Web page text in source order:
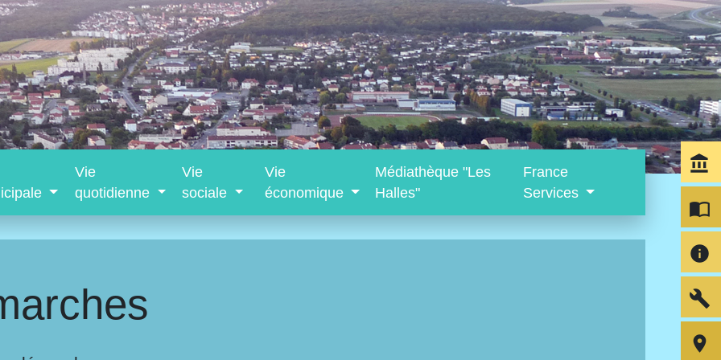
Vie
quotidienne
Vie
sociale
Vie
économique
Médiathèque "Les
Halles"
France
Services
account_balance
import_contacts
info
build
room